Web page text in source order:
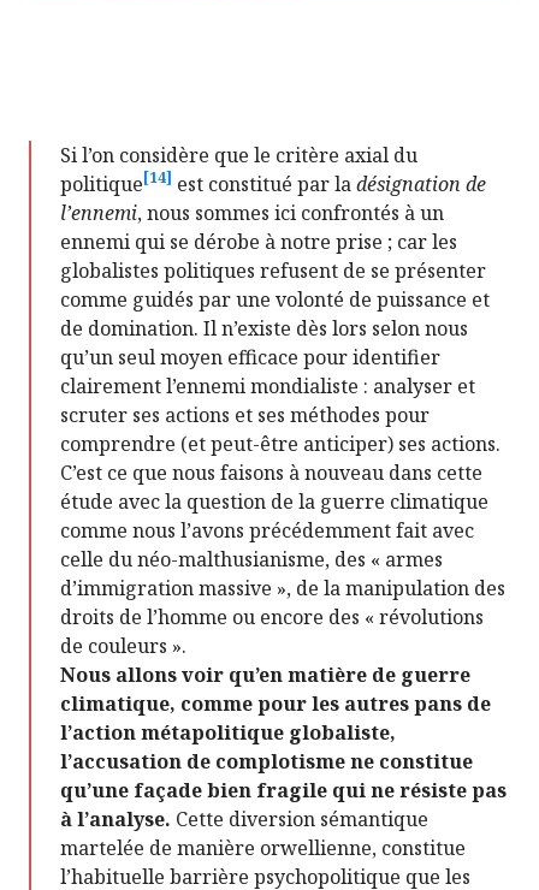
Si l’on considère que le critère axial du
politique[14] est constitué par ladésignation de
l’ennemi, nous sommes ici confrontés à un
ennemi qui se dérobe à notre prise ; car les
globalistes politiques refusent de se présenter
comme guidés par une volonté de puissance et
de domination. Il n’existe dès lors selon nous
qu’un seul moyen efficace pour identifier
clairement l’ennemi mondialiste : analyser et
scruter ses actions et ses méthodes pour
comprendre (et peut-être anticiper) ses actions.
C’est ce que nous faisons à nouveau dans cette
étude avec la question de la guerre climatique
comme nous l’avons précédemment fait avec
celle du néo-malthusianisme, des « armes
d’immigration massive », de la manipulation des
droits de l’homme ou encore des « révolutions
de couleurs ».
Nous allons voir qu’en matière de guerre
climatique, comme pour les autres pans de
l’action métapolitique globaliste,
l’accusation de complotisme ne constitue
qu’une façade bien fragile qui ne résiste pas
à l’analyse. Cette diversion sémantique
martelée de manière orwellienne, constitue
l’habituelle barrière psychopolitique que les